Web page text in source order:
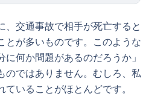
交通事故で相手が死亡すると
とが多いものです。このような
何か問題があるのだろうか」
のではありません。むしろ、私
いることがほとんどです。